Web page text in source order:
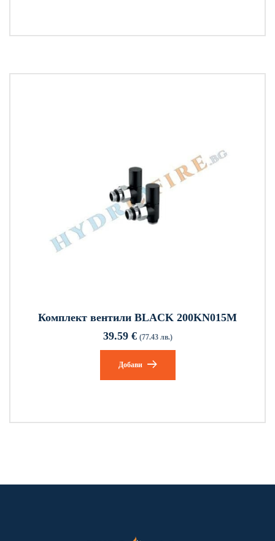
Комплект вентили BLACK 200KN015M
39.59 € (77.43 лв.)
Добави